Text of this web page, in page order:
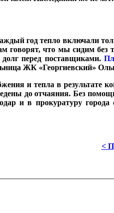
год тепло включали
говорят, что мы сидим
долг перед поставщиками.
ЖК «Георгиевский»
и тепла в
до отчаяния. Без
и в прокуратуру города
<